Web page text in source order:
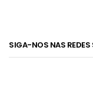
SIGA-NOS NAS